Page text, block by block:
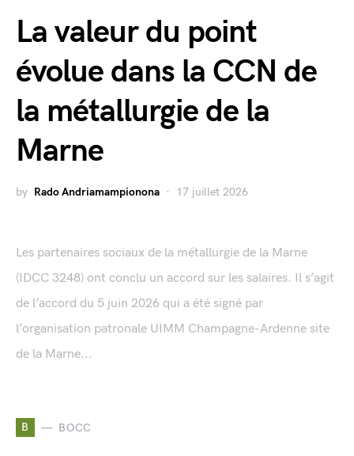
La valeur du point
évolue dans la CCN de
la métallurgie de la
Marne
by Rado Andriamampionona 17 juillet 2026
Les partenaires sociaux de la métallurgie de la Marne
(IDCC 3248) ont conclu un accord sur les salaires. Il s’agit
de l’accord du 5 juin 2026 qui a été signé par
l’organisation patronale UIMM Champagne-Ardenne site
de la Marne...
B BOCC